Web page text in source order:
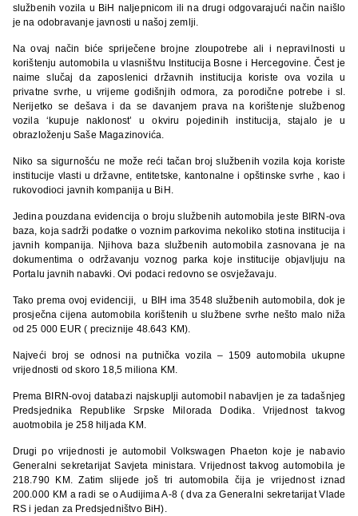
službenih vozila u BiH naljepnicom ili na drugi odgovarajući način naišlo
je na odobravanje javnosti u našoj zemlji.
Na ovaj način biće spriječene brojne zloupotrebe ali i nepravilnosti u
korištenju automobila u vlasništvu Institucija Bosne i Hercegovine. Čest je
naime slučaj da zaposlenici državnih institucija koriste ova vozila u
privatne svrhe, u vrijeme godišnjih odmora, za porodične potrebe i sl.
Nerijetko se dešava i da se davanjem prava na korištenje službenog
vozila ‘kupuje naklonost’ u okviru pojedinih institucija, stajalo je u
obrazloženju Saše Magazinovića.
Niko sa sigurnošću ne može reći tačan broj službenih vozila koja koriste
institucije vlasti u državne, entitetske, kantonalne i opštinske svrhe , kao i
rukovodioci javnih kompanija u BiH.
Jedina pouzdana evidencija o broju službenih automobila jeste BIRN-ova
baza, koja sadrži podatke o voznim parkovima nekoliko stotina institucija i
javnih kompanija. Njihova baza službenih automobila zasnovana je na
dokumentima o održavanju voznog parka koje institucije objavljuju na
Portalu javnih nabavki. Ovi podaci redovno se osvježavaju.
Tako prema ovoj evidenciji, u BIH ima 3548 službenih automobila, dok je
prosječna cijena automobila korištenih u službene svrhe nešto malo niža
od 25 000 EUR ( preciznije 48.643 KM).
Najveći broj se odnosi na putnička vozila – 1509 automobila ukupne
vrijednosti od skoro 18,5 miliona KM.
Prema BIRN-ovoj databazi najskuplji automobil nabavljen je za tadašnjeg
Predsjednika Republike Srpske Milorada Dodika. Vrijednost takvog
auotmobila je 258 hiljada KM.
Drugi po vrijednosti je automobil Volkswagen Phaeton koje je nabavio
Generalni sekretarijat Savjeta ministara. Vrijednost takvog automobila je
218.790 KM. Zatim slijede još tri automobila čija je vrijednost iznad
200.000 KM a radi se o Audijima A-8 ( dva za Generalni sekretarijat Vlade
RS i jedan za Predsjedništvo BiH).